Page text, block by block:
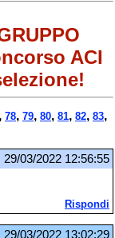
ACI
, 78, 79, 80, 81, 82, 83,
29/03/2022 12:56:55
Rispondi
29/03/2022 13:02:29